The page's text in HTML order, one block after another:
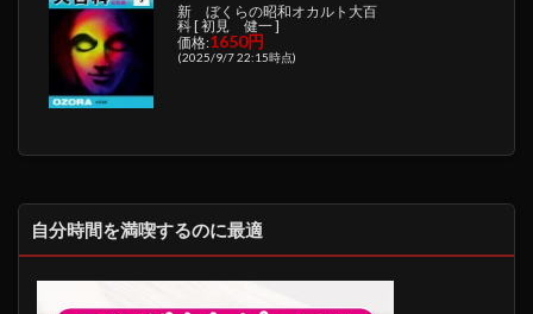
新 ぼくらの昭和オカルト大百
科 [ 初見 健一 ]
価格:1650円
(2025/9/7 22:15時点)
自分時間を満喫するのに最適